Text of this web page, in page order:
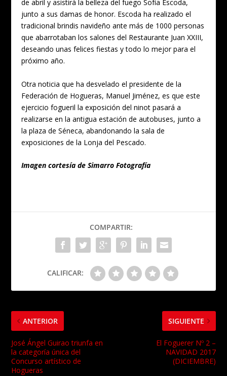
de abril y asistirá la belleza del fuego Sofía Escoda,
junto a sus damas de honor. Escoda ha realizado el
tradicional brindis navideño ante más de 1000 personas
que abarrotaban los salones del Restaurante Juan XXIII,
deseando unas felices fiestas y todo lo mejor para el
próximo año.
Otra noticia que ha desvelado el presidente de la
Federación de Hogueras, Manuel Jiménez, es que este
ejercicio fogueril la exposición del ninot pasará a
realizarse en la antigua estación de autobuses, junto a
la plaza de Séneca, abandonando la sala de
exposiciones de la Lonja del Pescado.
Imagen cortesía de Simarro Fotografía
COMPARTIR:
CALIFICAR:
ANTERIOR
José Ángel Guirao triunfa en
la categoría única del
Concurso artístico de
Hogueras
SIGUIENTE
El Foguerer Nº 2 –
NAVIDAD 2017
(DICIEMBRE)